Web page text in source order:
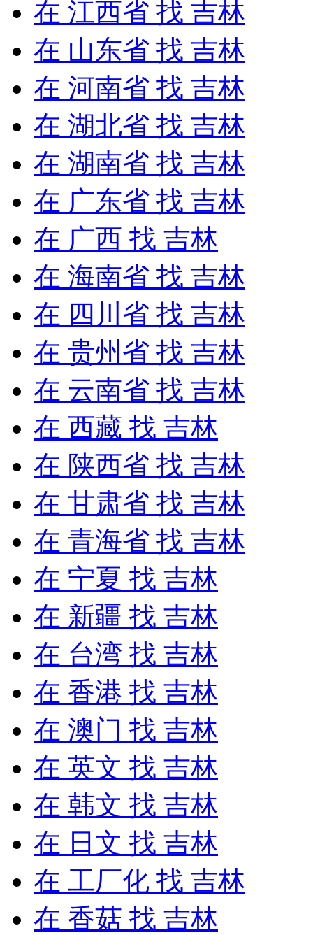
在 江西省 找 吉林
在 山东省 找 吉林
在 河南省 找 吉林
在 湖北省 找 吉林
在 湖南省 找 吉林
在 广东省 找 吉林
在 广西 找 吉林
在 海南省 找 吉林
在 四川省 找 吉林
在 贵州省 找 吉林
在 云南省 找 吉林
在 西藏 找 吉林
在 陕西省 找 吉林
在 甘肃省 找 吉林
在 青海省 找 吉林
在 宁夏 找 吉林
在 新疆 找 吉林
在 台湾 找 吉林
在 香港 找 吉林
在 澳门 找 吉林
在 英文 找 吉林
在 韩文 找 吉林
在 日文 找 吉林
在 工厂化 找 吉林
在 香菇 找 吉林